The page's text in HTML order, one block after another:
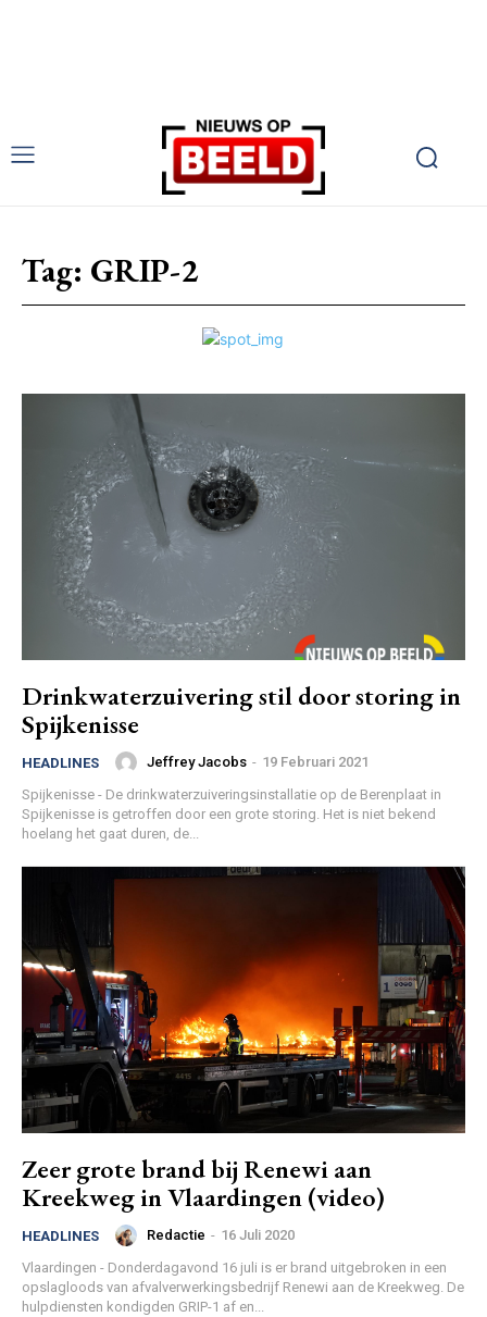
Tag: GRIP-2
Drinkwaterzuivering stil door storing in
Spijkenisse
HEADLINES Jeffrey Jacobs - 19 Februari 2021
Spijkenisse - De drinkwaterzuiveringsinstallatie op de Berenplaat in
Spijkenisse is getroffen door een grote storing. Het is niet bekend
hoelang het gaat duren, de...
Zeer grote brand bij Renewi aan
Kreekweg in Vlaardingen (video)
HEADLINES Redactie - 16 Juli 2020
Vlaardingen - Donderdagavond 16 juli is er brand uitgebroken in een
opslagloods van afvalverwerkingsbedrijf Renewi aan de Kreekweg. De
hulpdiensten kondigden GRIP-1 af en...